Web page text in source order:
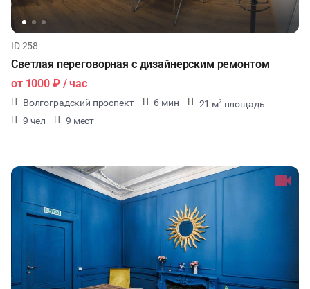
ID 258
Светлая переговорная с дизайнерским ремонтом
от 1000 ₽/ час
Волгоградский проспект 6 мин 21 м2 площадь
9 чел
9 мест